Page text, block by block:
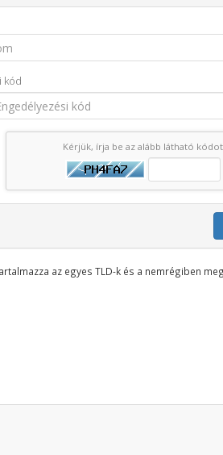
kód
Kérjük, írja be az alább látható kódot
az egyes TLD-k és a nemrégiben